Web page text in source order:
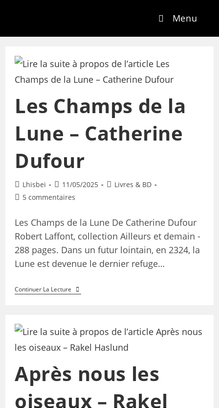
Menu
Les Champs de la
Lune – Catherine
Dufour
Lhisbei 11/05/2025
Livres & BD
5 commentaires
Les Champs de la Lune De Catherine Dufour
Robert Laffont, collection Ailleurs et demain -
288 pages. Dans un futur lointain, en 2324, la
Lune est devenue le dernier refuge…
Continuer La Lecture
Après nous les
oiseaux – Rakel